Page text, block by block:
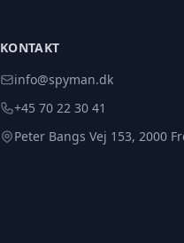
KONTAKT
info@spyman.dk
+45 70 22 30 41
Peter Bangs Vej 153, 2000